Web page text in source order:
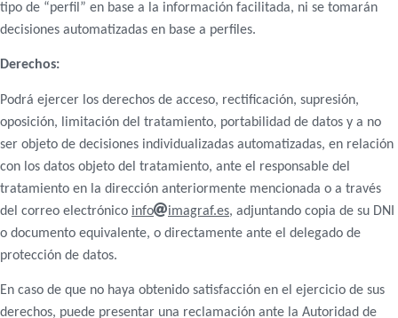
tipo de “perfil” en base a la información facilitada, ni se tomarán
decisiones automatizadas en base a perfiles.
Derechos:
Podrá ejercer los derechos de acceso, rectificación, supresión,
oposición, limitación del tratamiento, portabilidad de datos y a no
ser objeto de decisiones individualizadas automatizadas, en relación
con los datos objeto del tratamiento, ante el responsable del
tratamiento en la dirección anteriormente mencionada o a través
del correo electrónico info imagraf.es, adjuntando copia de su DNI
o documento equivalente, o directamente ante el delegado de
protección de datos.
En caso de que no haya obtenido satisfacción en el ejercicio de sus
derechos, puede presentar una reclamación ante la Autoridad de